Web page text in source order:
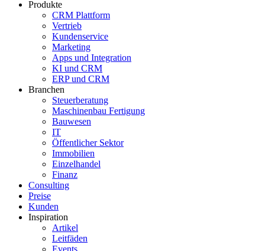
Produkte
CRM Plattform
Vertrieb
Kundenservice
Marketing
Apps und Integration
KI und CRM
ERP und CRM
Branchen
Steuerberatung
Maschinenbau Fertigung
Bauwesen
IT
Öffentlicher Sektor
Immobilien
Einzelhandel
Finanz
Consulting
Preise
Kunden
Inspiration
Artikel
Leitfäden
Events